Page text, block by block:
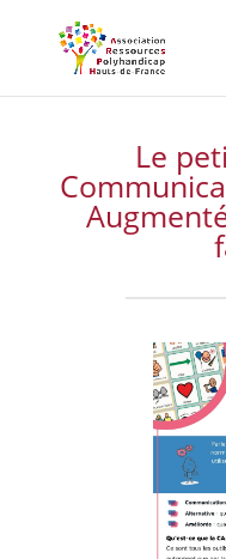
content
Le